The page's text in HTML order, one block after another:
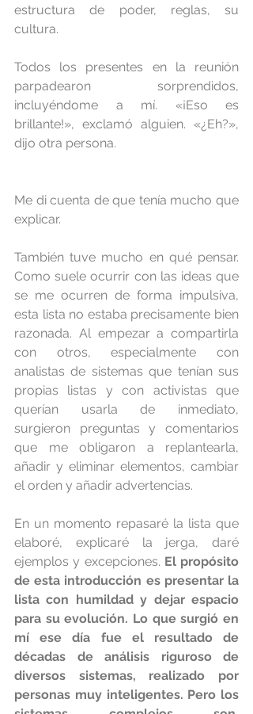
estructura de poder, reglas, su
cultura.
Todos los presentes en la reunión
parpadearon sorprendidos,
incluyéndome a mí. «¡Eso es
brillante!», exclamó alguien. «¿Eh?»,
dijo otra persona.
Me di cuenta de que tenía mucho que
explicar.
También tuve mucho en qué pensar.
Como suele ocurrir con las ideas que
se me ocurren de forma impulsiva,
esta lista no estaba precisamente bien
razonada. Al empezar a compartirla
con otros, especialmente con
analistas de sistemas que tenían sus
propias listas y con activistas que
querían usarla de inmediato,
surgieron preguntas y comentarios
que me obligaron a replantearla,
añadir y eliminar elementos, cambiar
el orden y añadir advertencias.
En un momento repasaré la lista que
elaboré, explicaré la jerga, daré
ejemplos y excepciones. El propósito
de esta introducción es presentar la
lista con humildad y dejar espacio
para su evolución. Lo que surgió en
mí ese día fue el resultado de
décadas de análisis riguroso de
diversos sistemas, realizado por
personas muy inteligentes. Pero los